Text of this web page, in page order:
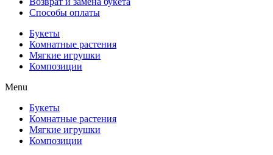
Способы оплаты
Букеты
Комнатные растения
Мягкие игрушки
Композиции
Menu
Букеты
Комнатные растения
Мягкие игрушки
Композиции